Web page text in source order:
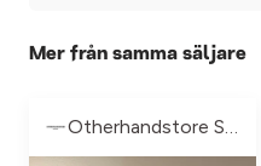
Mer från samma säljare
Otherhandstore Sweden